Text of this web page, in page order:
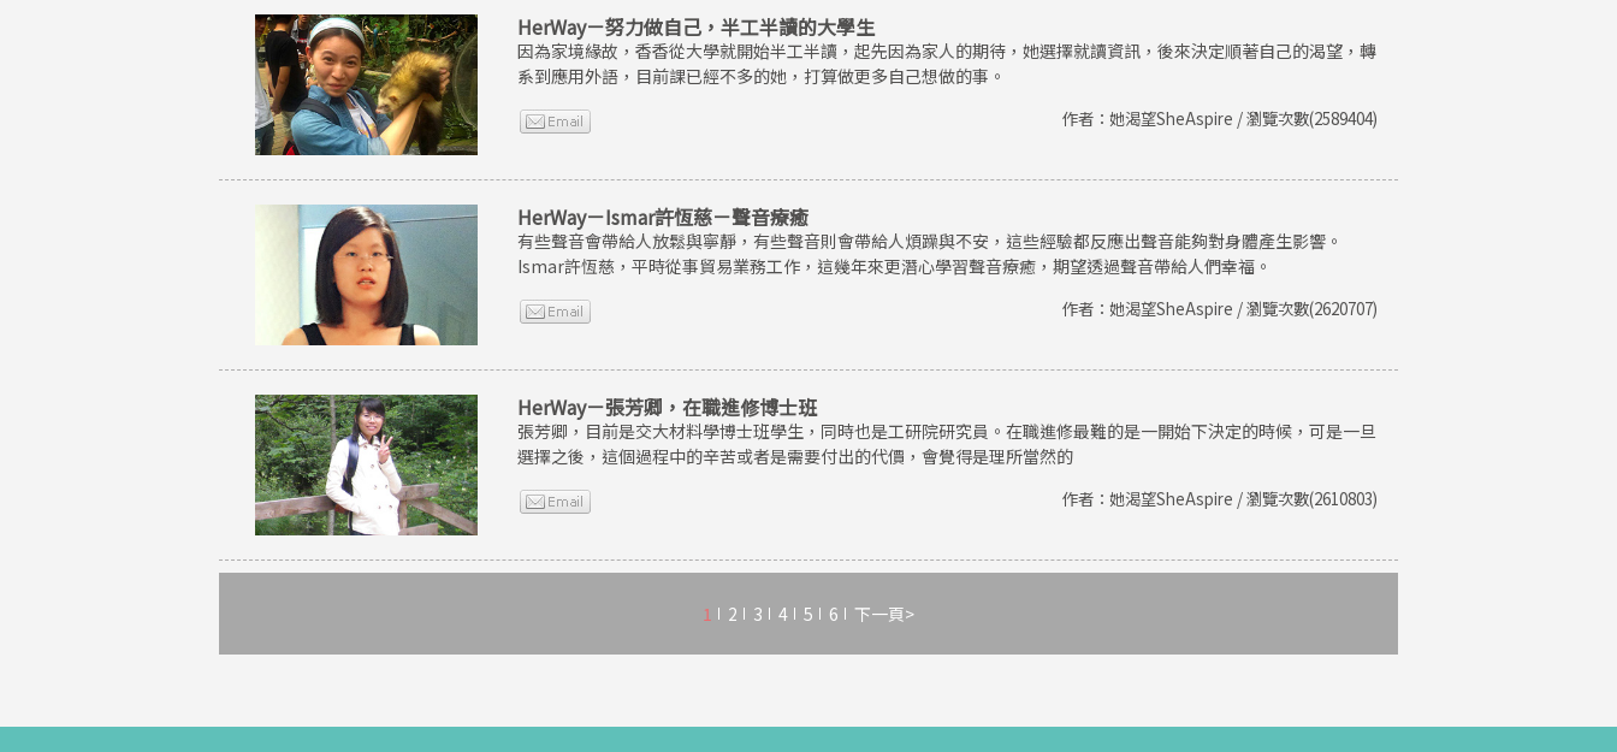
HerWay－努力做自己，半工半讀的大學生
因為家境緣故，香香從大學就開始半工半讀，起先因為家人的期待，她選擇就讀資訊，後來決定順著自己的渴望，轉
系到應用外語，目前課已經不多的她，打算做更多自己想做的事。
作者：她渴望SheAspire / 瀏覽次數(2589404)
HerWay－Ismar許恆慈－聲音療癒
有些聲音會帶給人放鬆與寧靜，有些聲音則會帶給人煩躁與不安，這些經驗都反應出聲音能夠對身體產生影響。
Ismar許恆慈，平時從事貿易業務工作，這幾年來更潛心學習聲音療癒，期望透過聲音帶給人們幸福。
作者：她渴望SheAspire / 瀏覽次數(2620707)
HerWay－張芳卿，在職進修博士班
張芳卿，目前是交大材料學博士班學生，同時也是工研院研究員。在職進修最難的是一開始下決定的時候，可是一旦
選擇之後，這個過程中的辛苦或者是需要付出的代價，會覺得是理所當然的
作者：她渴望SheAspire / 瀏覽次數(2610803)
1 2 3 4 5 6 下一頁>